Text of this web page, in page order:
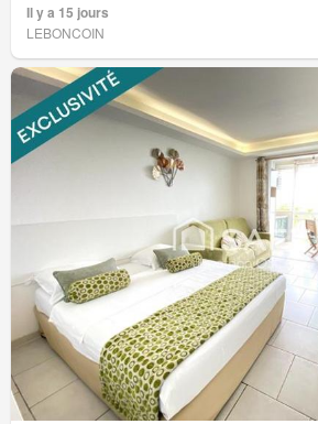
Il y a 15 jours
LEBONCOIN